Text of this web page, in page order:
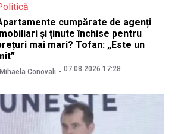
cumpărate de agenți
și ținute închise pentru
mai mari? Tofan: „Este un
Mihaela Conovali 07.08.2026 17:28